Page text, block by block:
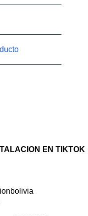
EN TIKTOK